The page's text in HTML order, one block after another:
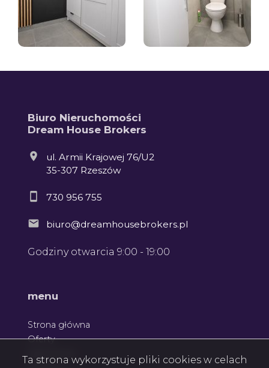
Biuro Nieruchomości
Dream House Brokers
ul. Armii Krajowej 76/U2
35-307 Rzeszów
730 956 755
biuro@dreamhousebrokers.pl
Godziny otwarcia 9:00 - 19:00
menu
Strona główna
Oferty
Ta strona wykorzystuje pliki cookies w celach